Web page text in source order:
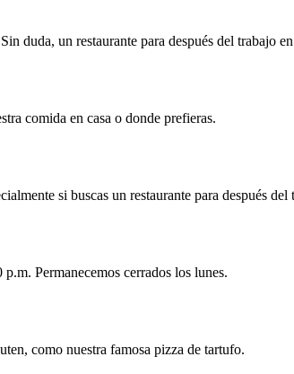
duda, un restaurante para después del trabajo
comida en casa o donde prefieras.
si buscas un restaurante para después
Permanecemos cerrados los lunes.
como nuestra famosa pizza de tartufo.